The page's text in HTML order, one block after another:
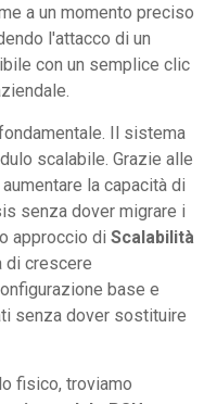
a un momento preciso
l'attacco di un
con un semplice clic
Il sistema
scalabile. Grazie alle
la capacità di
senza dover migrare i
approccio di Scalabilità
di crescere
base e
senza dover sostituire
fisico, troviamo